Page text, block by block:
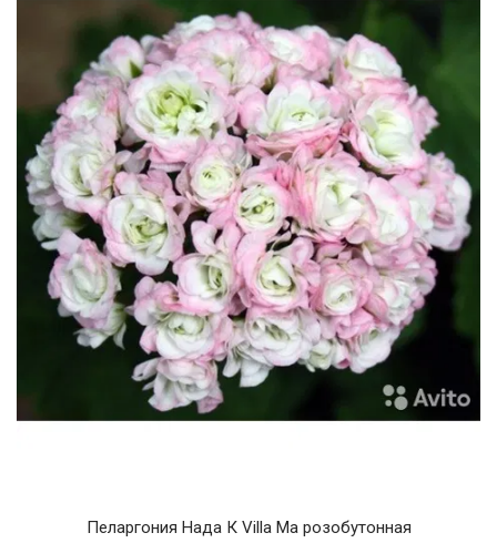
Пеларгония Нада К Villa Ma розобутонная